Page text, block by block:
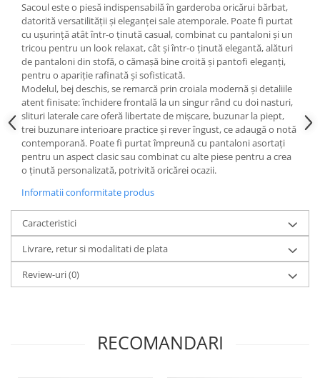
Sacoul este o piesă indispensabilă în garderoba oricărui bărbat,
datorită versatilității și eleganței sale atemporale. Poate fi purtat
cu ușurință atât într-o ținută casual, combinat cu pantaloni și un
tricou pentru un look relaxat, cât și într-o ținută elegantă, alături
de pantaloni din stofă, o cămașă bine croită și pantofi eleganți,
pentru o apariție rafinată și sofisticată.
Modelul, bej deschis, se remarcă prin croiala modernă și detaliile
atent finisate: închidere frontală la un singur rând cu doi nasturi,
slituri laterale care oferă libertate de mișcare, buzunar la piept,
trei buzunare interioare practice și rever îngust, ce adaugă o notă
contemporană. Poate fi purtat împreună cu pantaloni asortați
pentru un aspect clasic sau combinat cu alte piese pentru a crea
o ținută personalizată, potrivită oricărei ocazii.
Informatii conformitate produs
Caracteristici
Livrare, retur si modalitati de plata
Review-uri(0)
RECOMANDARI